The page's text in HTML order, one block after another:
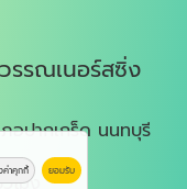
รณเนอร์สซิ่ง
อปากเกร็ด นนทบุรี
ค่าคุกกี้ ยอมรับ